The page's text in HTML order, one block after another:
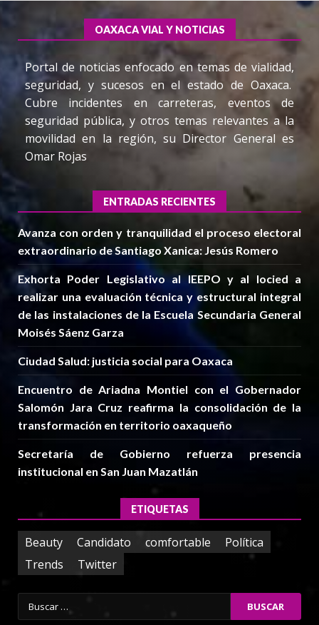
OAXACA VIAL Y NOTICIAS
Portal de noticias enfocado en temas de vialidad,
seguridad, y sucesos en el estado de Oaxaca.
Cubre incidentes en carreteras, eventos de
seguridad pública, y otros temas relevantes a la
movilidad en la región, su Director General es
Omar Rojas
ENTRADAS RECIENTES
Avanza con orden y tranquilidad el proceso electoral
extraordinario de Santiago Xanica: Jesús Romero
Exhorta Poder Legislativo al IEEPO y al Iocied a
realizar una evaluación técnica y estructural integral
de las instalaciones de la Escuela Secundaria General
Moisés Sáenz Garza
Ciudad Salud: justicia social para Oaxaca
Encuentro de Ariadna Montiel con el Gobernador
Salomón Jara Cruz reafirma la consolidación de la
transformación en territorio oaxaqueño
Secretaría de Gobierno refuerza presencia
institucional en San Juan Mazatlán
ETIQUETAS
Beauty Candidato comfortable
Política
Trends
Twitter
Buscar: